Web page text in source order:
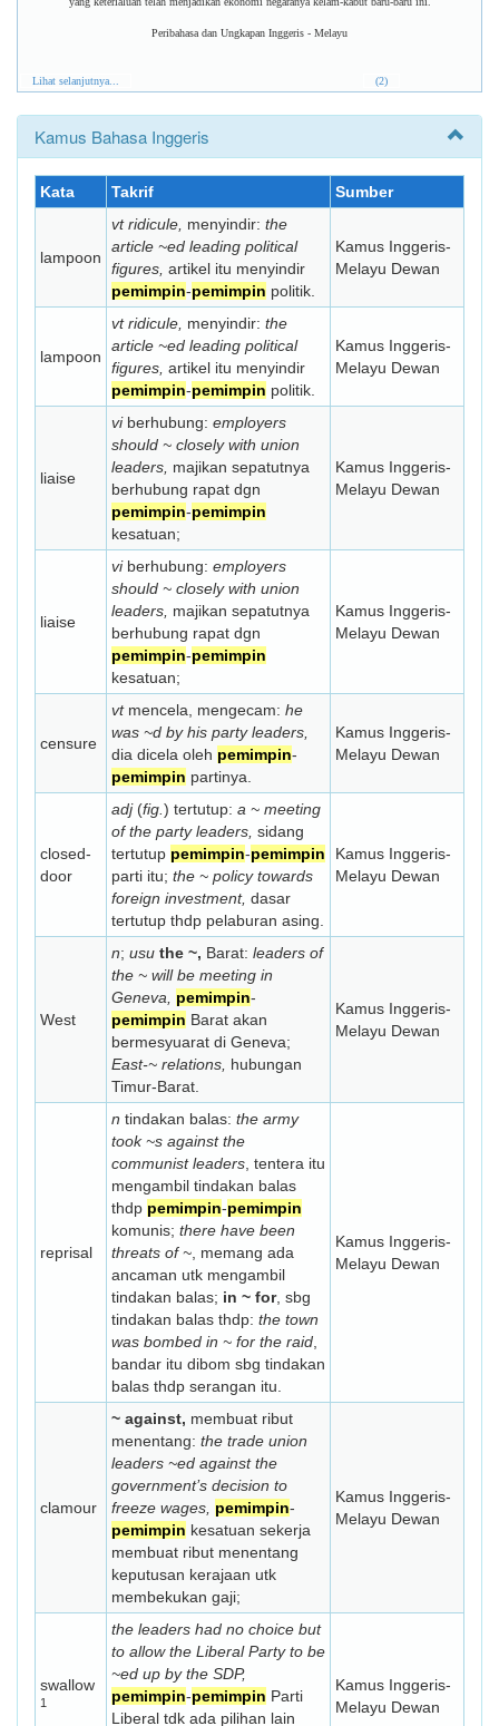
Peribahasa dan Ungkapan Inggeris - Melayu
Lihat selanjutnya... (2)
Kamus Bahasa Inggeris
Kata Takrif Sumber
lampoon
vt ridicule, menyindir: the
article ~ed leading political
figures, artikel itu menyindir
pemimpin-pemimpin politik.
Kamus Inggeris-
Melayu Dewan
lampoon
vt ridicule, menyindir: the
article ~ed leading political
figures, artikel itu menyindir
pemimpin-pemimpin politik.
Kamus Inggeris-
Melayu Dewan
liaise
viberhubung: employers
should ~ closely with union
leaders, majikan sepatutnya
berhubung rapat dgn
pemimpin-pemimpin
kesatuan;
Kamus Inggeris-
Melayu Dewan
liaise
viberhubung: employers
should ~ closely with union
leaders, majikan sepatutnya
berhubung rapat dgn
pemimpin-pemimpin
kesatuan;
Kamus Inggeris-
Melayu Dewan
censure
vtmencela, mengecam: he
was ~d by his party leaders,
dia dicela oleh pemimpin-
pemimpin partinya.
Kamus Inggeris-
Melayu Dewan
closed-
door
adj(fig. ) tertutup: a ~ meeting
of the party leaders, sidang
tertutup pemimpin-pemimpin
parti itu; the ~ policy towards
foreign investment, dasar
tertutup thdp pelaburan asing.
Kamus Inggeris-
Melayu Dewan
West
n; usu the ~, Barat: leaders of
the ~ will be meeting in
Geneva,
pemimpin-
pemimpin Barat akan
bermesyuarat di Geneva;
East-~ relations, hubungan
Timur-Barat.
Kamus Inggeris-
Melayu Dewan
reprisal
n tindakan balas: the army
took ~s against the
communist leaders , tentera itu
mengambil tindakan balas
thdp pemimpin-pemimpin
komunis; there have been
threats of ~ , memang ada
ancaman utk mengambil
tindakan balas; in ~ for, sbg
tindakan balas thdp: the town
was bombed in ~ for the raid
bandar itu dibom sbg tindakan
balas thdp serangan itu.
Kamus Inggeris-
Melayu Dewan
clamour
~ against, membuat ribut
menentang: the trade union
leaders ~ed against the
government’s decision to
freeze wages, pemimpin-
pemimpin kesatuan sekerja
membuat ribut menentang
keputusan kerajaan utk
membekukan gaji;
Kamus Inggeris-
Melayu Dewan
swallow
1
the leaders had no choice but
to allow the Liberal Party to be
~ed up by the SDP,
pemimpin-pemimpin Parti
Liberal tdk ada pilihan lain
Kamus Inggeris-
Melayu Dewan